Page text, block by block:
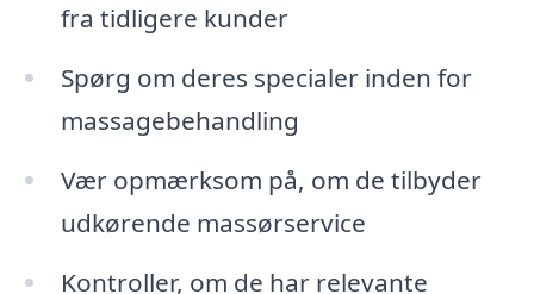
fra tidligere kunder
Spørg om deres specialer inden for
massagebehandling
Vær opmærksom på, om de tilbyder
udkørende massørservice
Kontroller, om de har relevante